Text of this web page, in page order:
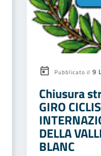
Pubblicato il 9
Chiusura
GIRO
DELLA
BLANC